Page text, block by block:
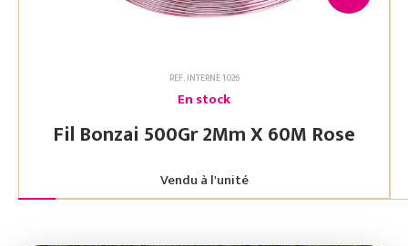
RÉF. INTERNE 1026
En stock
Fil Bonzai 500Gr 2Mm X 60M Rose
Vendu à l'unité